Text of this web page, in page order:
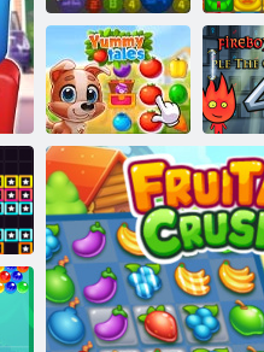
2048 balles
Contes délicieux